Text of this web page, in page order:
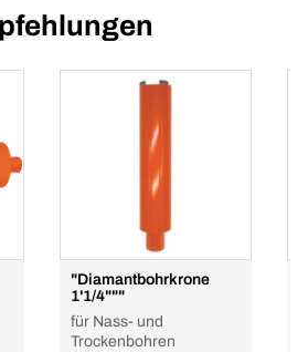
"Diamantbohrkrone
1'1/4"""
für Nass- und
Trockenbohren